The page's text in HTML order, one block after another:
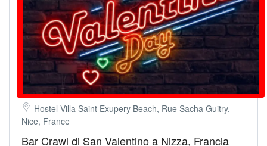
Hostel Villa Saint Exupery Beach, Rue Sacha Guitry,
Nice, France
Bar Crawl di San Valentino a Nizza, Francia